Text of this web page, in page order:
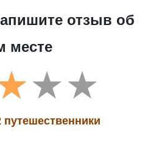
отзыв об
месте
путешественники